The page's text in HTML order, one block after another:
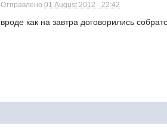
Отправлено01 August 2012 - 22:42
вроде как на завтра договорились